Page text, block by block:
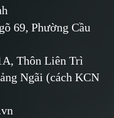
69, Phường Cầu
Thôn Liên Trì
Ngãi (cách KCN